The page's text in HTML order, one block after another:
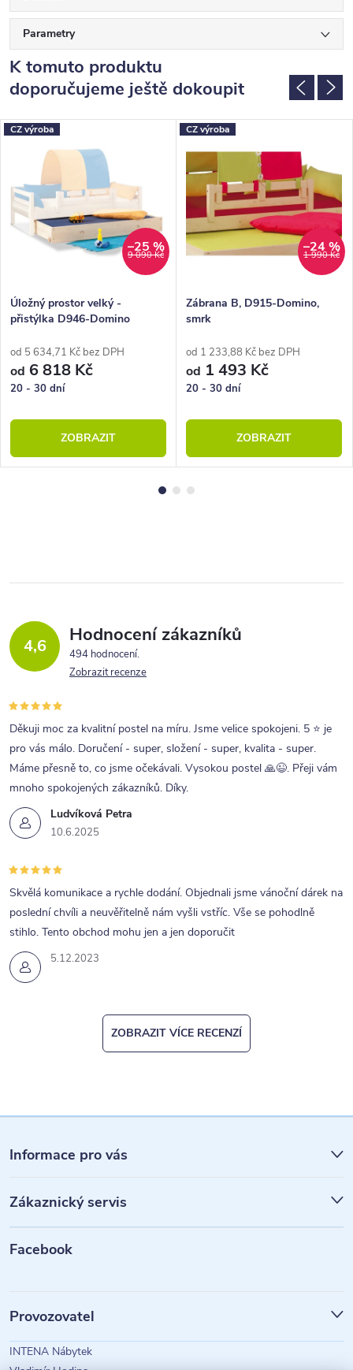
Parametry
K tomuto produktu
doporučujeme ještě dokoupit
CZ výroba
9 090 Kč
–25 %
Úložný prostor velký -
přistýlka D946-Domino
od 5 634,71 Kč bez DPH
od 6 818 Kč
20 - 30 dní
ZOBRAZIT
CZ výroba
1 990 Kč
–24 %
Zábrana B, D915-Domino,
smrk
od 1 233,88 Kč bez DPH
od 1 493 Kč
20 - 30 dní
ZOBRAZIT
4,6 Hodnocení zákazníků
494 hodnocení
Zobrazit recenze
Ludvíková Petra
10.6.2025
Děkuji moc za kvalitní postel na míru. Jsme velice spokojeni. 5 ⭐ je
pro vás málo. Doručení - super, složení - super, kvalita - super.
Máme přesně to, co jsme očekávali. Vysokou postel 🙏😉. Přeji vám
mnoho spokojených zákazníků. Díky.
5.12.2023
Skvělá komunikace a rychle dodání. Objednali jsme vánoční dárek na
poslední chvíli a neuvěřitelně nám vyšli vstříc. Vše se pohodlně
stihlo. Tento obchod mohu jen a jen doporučit
ZOBRAZIT VÍCE RECENZÍ
á
p
a
Informace pro vás
Zákaznický servis
Facebook
Provozovatel
INTENA Nábytek